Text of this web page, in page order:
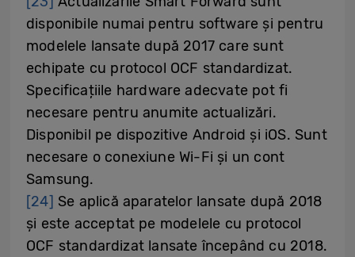
disponibile numai pentru software și pentru
modelele lansate după 2017 care sunt
echipate cu protocol OCF standardizat.
Specificațiile hardware adecvate pot fi
necesare pentru anumite actualizări.
Disponibil pe dispozitive Android și iOS. Sunt
necesare o conexiune Wi-Fi și un cont
Samsung.
[24] Se aplică aparatelor lansate după 2018
și este acceptat pe modelele cu protocol
OCF standardizat lansate începând cu 2018.